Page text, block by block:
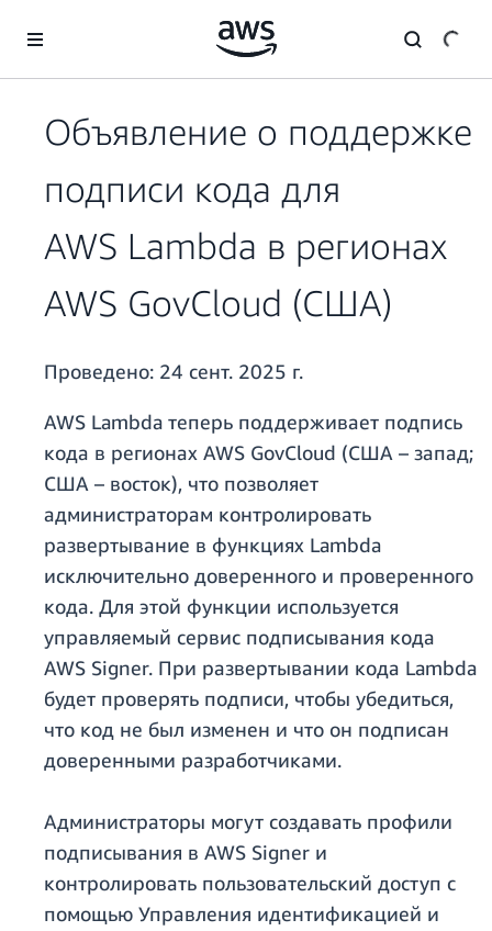
Перейти к главному контенту
Объявление о поддержке
подписи кода для
AWS Lambda в регионах
AWS GovCloud (США)
Проведено: 24 сент. 2025 г.
AWS Lambda теперь поддерживает подпись
кода в регионах AWS GovCloud (США – запад;
США – восток), что позволяет
администраторам контролировать
развертывание в функциях Lambda
исключительно доверенного и проверенного
кода. Для этой функции используется
управляемый сервис подписывания кода
AWS Signer. При развертывании кода Lambda
будет проверять подписи, чтобы убедиться,
что код не был изменен и что он подписан
доверенными разработчиками.
Администраторы могут создавать профили
подписывания в AWS Signer и
контролировать пользовательский доступ с
помощью Управления идентификацией и